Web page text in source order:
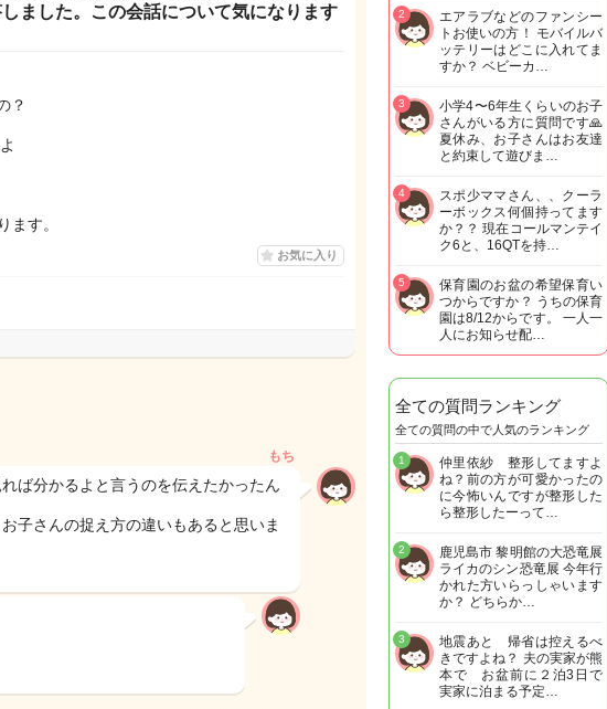
ました。この会話について気になります
？
ます。
お気に入り
もち
ば分かるよと言うのを伝えたかったん
子さんの捉え方の違いもあると思いま
エアラブなどのファンシー
トお使いの方！ モバイルバ
ッテリーはどこに入れてま
すか？ ベビーカ…
2
小学4〜6年生くらいのお子
さんがいる方に質問です🙏
夏休み、お子さんはお友達
と約束して遊びま…
3
スポ少ママさん、、クーラ
ーボックス何個持ってます
か？？ 現在コールマンテイ
ク6と、16QTを持…
4
保育園のお盆の希望保育い
つからですか？ うちの保育
園は8/12からです。 一人一
人にお知らせ配…
5
全ての質問ランキング
全ての質問の中で人気のランキング
仲里依紗 整形してますよ
ね？前の方が可愛かったの
に今怖いんですが整形した
ら整形したーって…
1
鹿児島市 黎明館の大恐竜展
ライカのシン恐竜展 今年行
かれた方いらっしゃいます
か？ どちらか…
2
地震あと 帰省は控えるべ
きですよね？ 夫の実家が熊
本で お盆前に２泊3日で
実家に泊まる予定…
3